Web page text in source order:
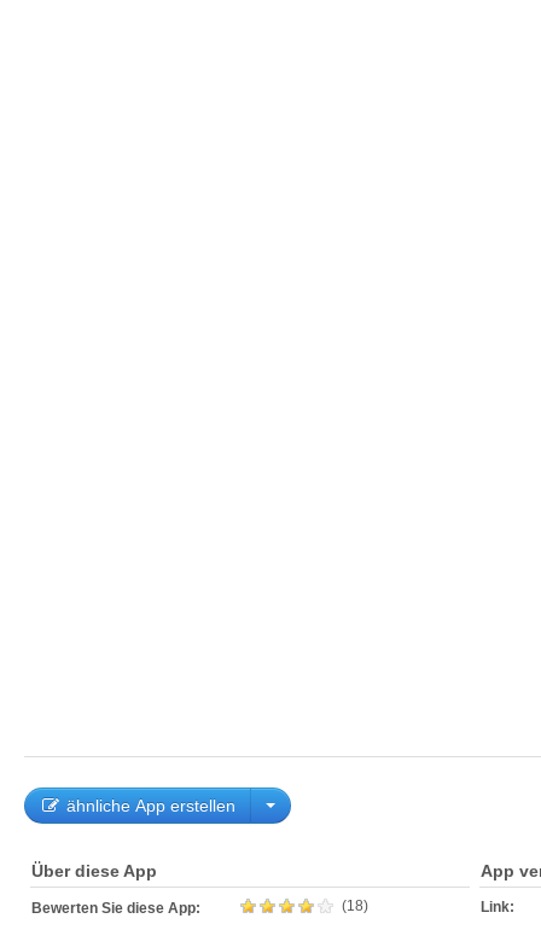
ähnliche App erstellen
Über diese App
Bewerten Sie diese App: (18)
App
Link: